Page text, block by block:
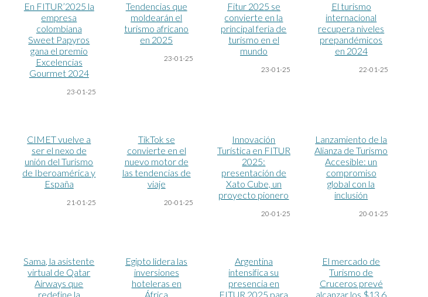
En FITUR’2025 la
empresa
colombiana
Sweet Papyros
gana el premio
Excelencias
Gourmet 2024
23-01-25
Tendencias que
moldearán el
turismo africano
en 2025
23-01-25
Fitur 2025 se
convierte en la
principal feria de
turismo en el
mundo
23-01-25
El turismo
internacional
recupera niveles
prepandémicos
en 2024
22-01-25
CIMET vuelve a
ser el nexo de
unión del Turismo
de Iberoamérica y
España
21-01-25
TikTok se
convierte en el
nuevo motor de
las tendencias de
viaje
20-01-25
Innovación
Turística en FITUR
2025:
presentación de
Xato Cube, un
proyecto pionero
20-01-25
Lanzamiento de la
Alianza de Turismo
Accesible: un
compromiso
global con la
inclusión
20-01-25
Sama, la asistente
virtual de Qatar
Airways que
redefine la
Egipto lidera las
inversiones
hoteleras en
África
Argentina
intensifica su
presencia en
FITUR 2025 para
El mercado de
Turismo de
Cruceros prevé
alcanzar los $13.6